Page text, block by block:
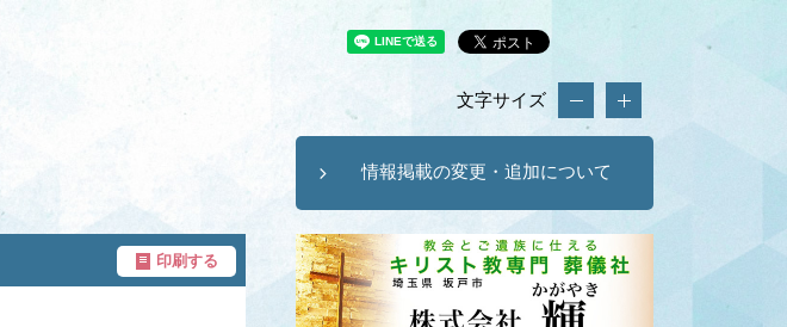
文字サイズ
情報掲載の変更・追加について
印刷する